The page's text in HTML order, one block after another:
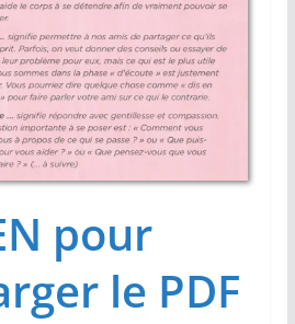
pour
le PDF